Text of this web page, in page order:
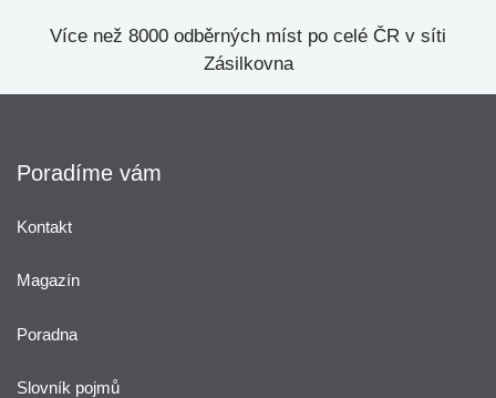
Více než 8000 odběrných míst po celé ČR v síti
Zásilkovna
Poradíme vám
Kontakt
Magazín
Poradna
Slovník pojmů